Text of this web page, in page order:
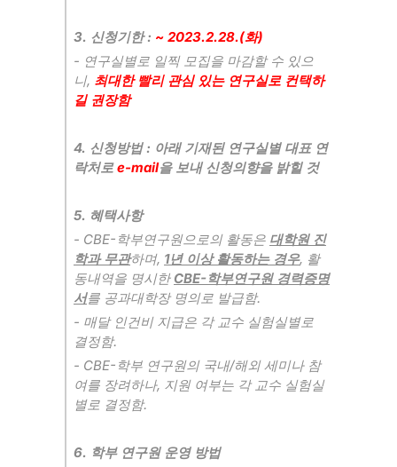
3. 신청기한: ~ 2023.2.28.(화)
- 연구실별로 일찍 모집을 마감할 수 있으
니, 최대한 빨리 관심 있는 연구실로 컨택하
길 권장함
4. 신청방법 : 아래 기재된 연구실별 대표 연
락처로e-mail을 보내 신청의향을 밝힐 것
5. 혜택사항
- CBE- 학부연구원으로의 활동은 대학원 진
학과 무관하며, 1년 이상 활동하는 경우, 활
동내역을 명시한 CBE-학부연구원 경력증명
서를 공과대학장 명의로 발급함.
- 매달 인건비 지급은 각 교수 실험실별로
결정함.
- CBE- 학부 연구원의 국내/해외 세미나 참
여를 장려하나, 지원 여부는 각 교수 실험실
별로 결정함.
6. 학부 연구원 운영 방법